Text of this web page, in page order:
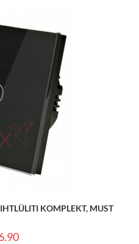
KOMPLEKT, MUST